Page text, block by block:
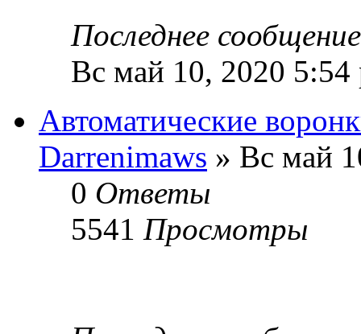
Последнее
Вс май 10, 2020 5:54
Автоматические
Darrenimaws » Вс май
0 Ответы
5541 Просмотры